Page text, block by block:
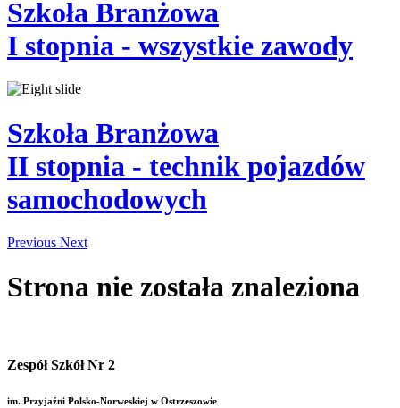
Szkoła Branżowa
I stopnia - wszystkie zawody
Szkoła Branżowa
II stopnia - technik pojazdów
samochodowych
Previous Next
Strona nie została znaleziona
Zespół Szkół Nr 2
im. Przyjaźni Polsko-Norweskiej w Ostrzeszowie